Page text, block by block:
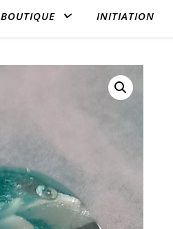
BOUTIQUE INITIATION